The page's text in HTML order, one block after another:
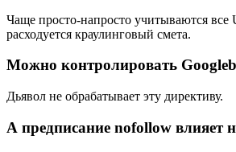
Чаще просто-напросто учитываются
расходуется краулинговый смета.
Можно контролировать
Дьявол не обрабатывает эту директиву.
А предписание nofollow влияет